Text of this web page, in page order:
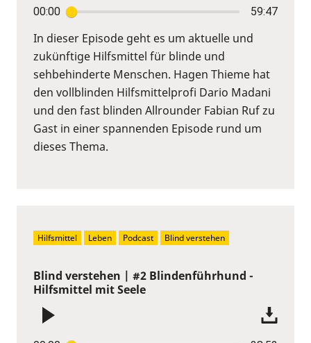
00:00 59:47
In dieser Episode geht es um aktuelle und
zukünftige Hilfsmittel für blinde und
sehbehinderte Menschen. Hagen Thieme hat
den vollblinden Hilfsmittelprofi Dario Madani
und den fast blinden Allrounder Fabian Ruf zu
Gast in einer spannenden Episode rund um
dieses Thema.
Blind verstehen | #2 Blindenführhund -
Hilfsmittel mit Seele
Hilfsmittel Leben Podcast Blind verstehen